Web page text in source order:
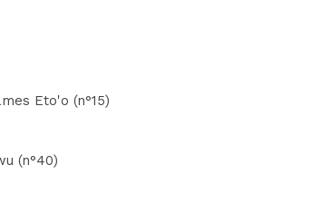
Eto'o (n°15)
(n°40)